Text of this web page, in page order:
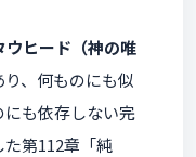
ウヒード（神の唯
、何ものにも似
も依存しない完
第112章「純